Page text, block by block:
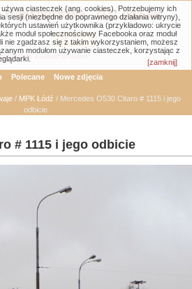
- GTLodz.eu
zaawansowane
Polecane Nowe zdjęcia
/ MPK Łódź / Mercedes O530 Citaro # 1115 i jego
odbicie
# 1115 i jego odbicie
ciasteczek (ang. cookies). Potrzebujemy ich
(niezbędne do poprawnego działania witryny),
ustawień użytkownika (przykładowo: ukrycie
moduł społecznościowy Facebooka oraz moduł
nie zgadzasz się z takim wykorzystaniem, możesz
modułom używanie ciasteczek, korzystając z
[zamknij]